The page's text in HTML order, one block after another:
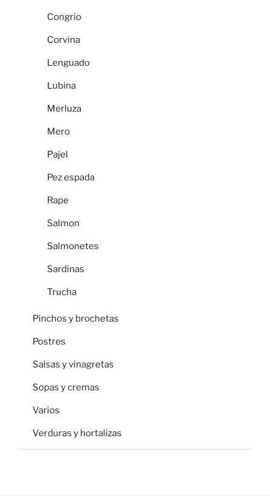
Congrio
Corvina
Lenguado
Lubina
Merluza
Mero
Pajel
Pez espada
Rape
Salmon
Salmonetes
Sardinas
Trucha
Pinchos y brochetas
Postres
Salsas y vinagretas
Sopas y cremas
Varios
Verduras y hortalizas